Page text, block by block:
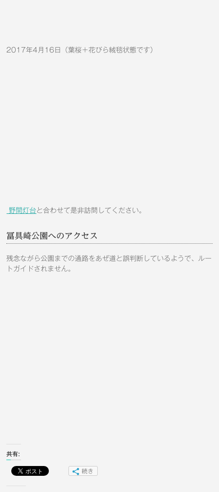
2017年4月16日（葉桜＋花びら絨毯状態です）
野間灯台と合わせて是非訪問してください。
冨具崎公園へのアクセス
残念ながら公園までの通路をあぜ道と誤判断しているようで、ルー
トガイドされません。
共有:
続き